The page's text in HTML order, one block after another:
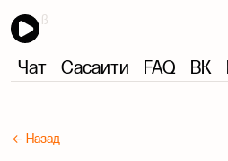
Чат Сасаити FAQ ВК
← Назад